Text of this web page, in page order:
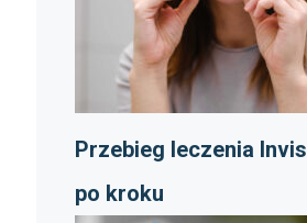
Przebieg leczenia
po kroku